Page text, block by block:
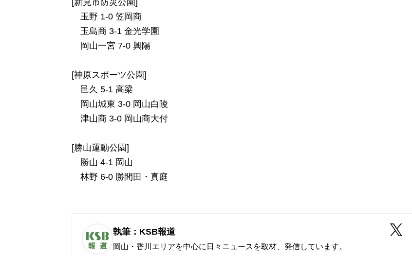
玉野 1-0 笠岡商
玉島商 3-1 金光学園
岡山一宮 7-0 興陽
[神原スポーツ公園]
邑久 5-1 高梁
岡山城東 3-0 岡山白陵
津山商 3-0 岡山商大付
[勝山運動公園]
勝山 4-1 岡山
林野 6-0 勝間田・真庭
執筆：KSB報道
岡山・香川エリアを中心に日々ニュースを取材、発信しています。